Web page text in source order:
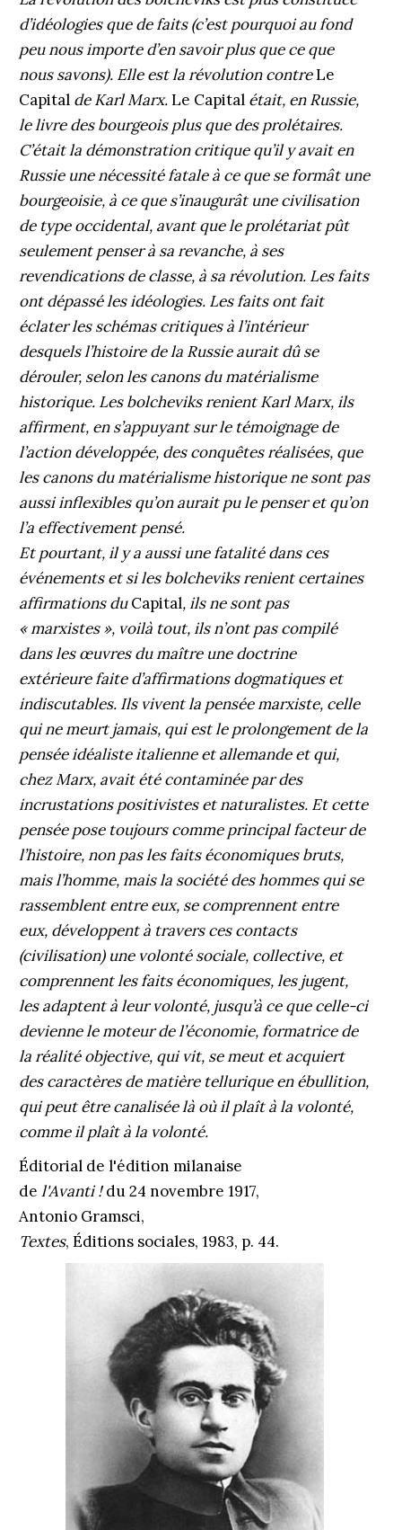
d’idéologies que de faits (c’est pourquoi au fond
peu nous importe d’en savoir plus que ce que
nous savons). Elle est la révolution contreLe
Capital de Karl Marx.Le Capital était, en Russie,
le livre des bourgeois plus que des prolétaires.
C’était la démonstration critique qu’il y avait en
Russie une nécessité fatale à ce que se formât une
bourgeoisie, à ce que s’inaugurât une civilisation
de type occidental, avant que le prolétariat pût
seulement penser à sa revanche, à ses
revendications de classe, à sa révolution. Les faits
ont dépassé les idéologies. Les faits ont fait
éclater les schémas critiques à l’intérieur
desquels l’histoire de la Russie aurait dû se
dérouler, selon les canons du matérialisme
historique. Les bolcheviks renient Karl Marx, ils
affirment, en s’appuyant sur le témoignage de
l’action développée, des conquêtes réalisées, que
les canons du matérialisme historique ne sont pas
aussi inflexibles qu’on aurait pu le penser et qu’on
l’a effectivement pensé.
Et pourtant, il y a aussi une fatalité dans ces
événements et si les bolcheviks renient certaines
affirmations duCapital, ils ne sont pas
« marxistes », voilà tout, ils n’ont pas compilé
dans les œuvres du maître une doctrine
extérieure faite d’affirmations dogmatiques et
indiscutables. Ils vivent la pensée marxiste, celle
qui ne meurt jamais, qui est le prolongement de la
pensée idéaliste italienne et allemande et qui,
chez Marx, avait été contaminée par des
incrustations positivistes et naturalistes. Et cette
pensée pose toujours comme principal facteur de
l’histoire, non pas les faits économiques bruts,
mais l’homme, mais la société des hommes qui se
rassemblent entre eux, se comprennent entre
eux, développent à travers ces contacts
(civilisation) une volonté sociale, collective, et
comprennent les faits économiques, les jugent,
les adaptent à leur volonté, jusqu’à ce que celle-ci
devienne le moteur de l’économie, formatrice de
la réalité objective, qui vit, se meut et acquiert
des caractères de matière tellurique en ébullition,
qui peut être canalisée là où il plaît à la volonté,
comme il plaît à la volonté.
Éditorial de l'édition milanaise
de l'Avanti !du 24 novembre 1917,
Antonio Gramsci,
Textes, Éditions sociales, 1983, p. 44.